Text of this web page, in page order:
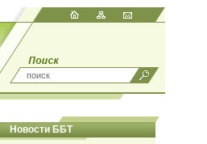
Новости ББТ